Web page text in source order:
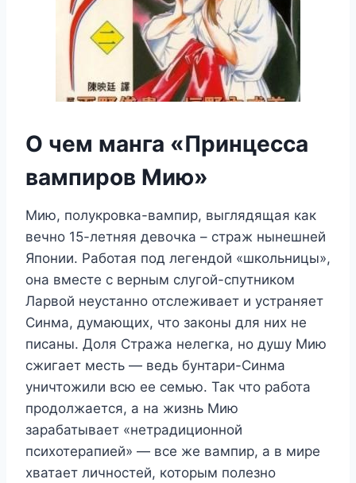
О чем манга «Принцесса
вампиров Мию»
Мию, полукровка-вампир, выглядящая как
вечно 15-летняя девочка – страж нынешней
Японии. Работая под легендой «школьницы»,
она вместе с верным слугой-спутником
Ларвой неустанно отслеживает и устраняет
Синма, думающих, что законы для них не
писаны. Доля Стража нелегка, но душу Мию
сжигает месть — ведь бунтари-Синма
уничтожили всю ее семью. Так что работа
продолжается, а на жизнь Мию
зарабатывает «нетрадиционной
психотерапией» — все же вампир, а в мире
хватает личностей, которым полезно